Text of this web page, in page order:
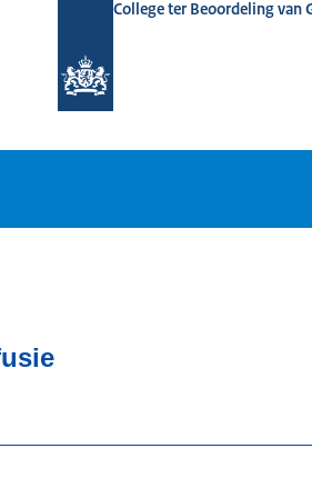
College ter Beoordeling van